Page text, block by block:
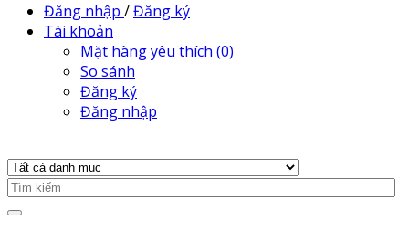
Đăng nhập /Đăng ký
Tài khoản
Mặt hàng yêu thích (0)
So sánh
Đăng ký
Đăng nhập